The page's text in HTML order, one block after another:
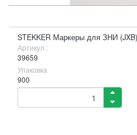
STEKKER Маркеры для ЗНИ
Артикул :
39659
Упаковка
900